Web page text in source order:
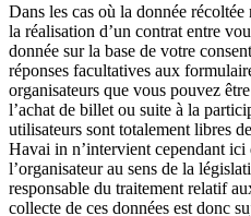
Dans les cas où la donnée récoltée
la réalisation d’un contrat entre
donnée sur la base de votre
réponses facultatives aux
organisateurs que vous pouvez
l’achat de billet ou suite à la
utilisateurs sont totalement libres
Havai in n’intervient cependant ici
l’organisateur au sens de la
responsable du traitement relatif
collecte de ces données est donc